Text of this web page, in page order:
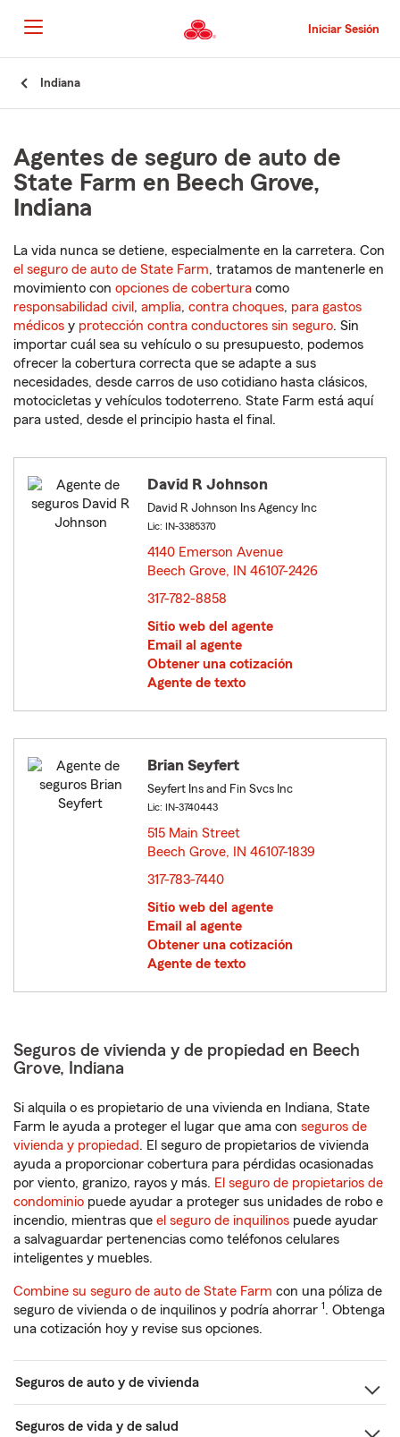
al
contenido
principal
Iniciar Sesión
Indiana
Agentes de seguro de auto de
State Farm en Beech Grove,
Indiana
La vida nunca se detiene, especialmente en la carretera. Con
el seguro de auto de State Farm, tratamos de mantenerle en
movimiento con opciones de cobertura como
responsabilidad civil , amplia, contra choques, para gastos
médicos y protección contra conductores sin seguro. Sin
importar cuál sea su vehículo o su presupuesto, podemos
ofrecer la cobertura correcta que se adapte a sus
necesidades, desde carros de uso cotidiano hasta clásicos,
motocicletas y vehículos todoterreno. State Farm está aquí
para usted, desde el principio hasta el final.
David R Johnson
David R Johnson Ins Agency Inc
Lic: IN-3385370
4140 Emerson Avenue
Beech Grove, IN 46107-2426
317-782-8858
Sitio web del agente
Email al agente
Obtener una cotización
Agente de texto
Brian Seyfert
Seyfert Ins and Fin Svcs Inc
Lic: IN-3740443
515 Main Street
Beech Grove, IN 46107-1839
317-783-7440
Sitio web del agente
Email al agente
Obtener una cotización
Agente de texto
Seguros de vivienda y de propiedad en Beech
Grove, Indiana
Si alquila o es propietario de una vivienda en Indiana, State
Farm le ayuda a proteger el lugar que ama con seguros de
vivienda y propiedad. El seguro de propietarios de vivienda
ayuda a proporcionar cobertura para pérdidas ocasionadas
por viento, granizo, rayos y más. El seguro de propietarios de
condominio puede ayudar a proteger sus unidades de robo e
incendio, mientras que el seguro de inquilinos puede ayudar
a salvaguardar pertenencias como teléfonos celulares
inteligentes y muebles.
Combine su seguro de auto de State Farm con una póliza de
seguro de vivienda o de inquilinos y podría ahorrar 1. Obtenga
una cotización hoy y revise sus opciones.
Seguros de auto y de vivienda
Seguros de vida y de salud